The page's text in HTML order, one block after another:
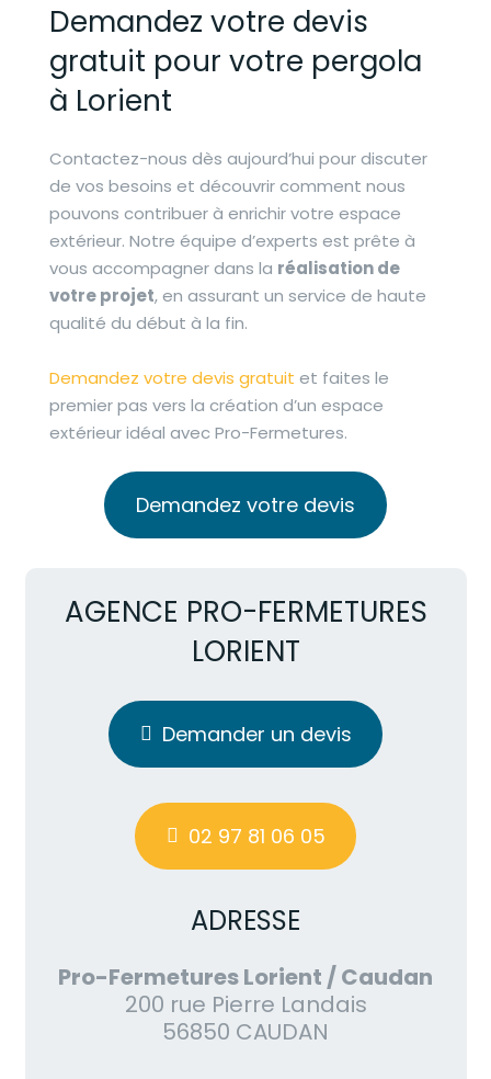
Demandez votre devis
gratuit pour votre pergola
à Lorient
Contactez-nous dès aujourd’hui pour discuter
de vos besoins et découvrir comment nous
pouvons contribuer à enrichir votre espace
extérieur. Notre équipe d’experts est prête à
vous accompagner dans la réalisation de
votre projet, en assurant un service de haute
qualité du début à la fin.
Demandez votre devis gratuit et faites le
premier pas vers la création d’un espace
extérieur idéal avec Pro-Fermetures.
Demandez votre devis
AGENCE PRO-FERMETURES
LORIENT
Demander un devis
02 97 81 06 05
ADRESSE
Pro-Fermetures Lorient / Caudan
200 rue Pierre Landais
56850 CAUDAN